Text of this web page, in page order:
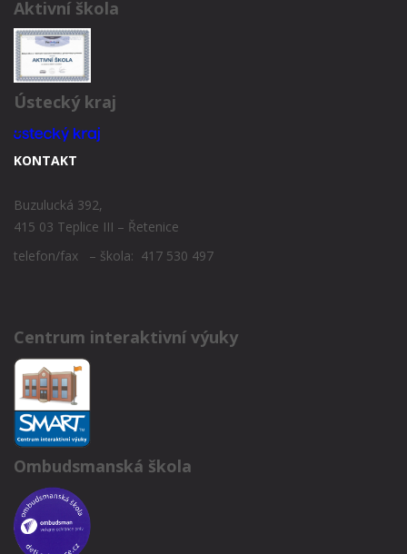
Aktivní škola
Ústecký kraj
KONTAKT
Buzulucká 392,
415 03 Teplice III – Řetenice
telefon/fax – škola: 417 530 497
Centrum interaktivní výuky
Ombudsmanská škola